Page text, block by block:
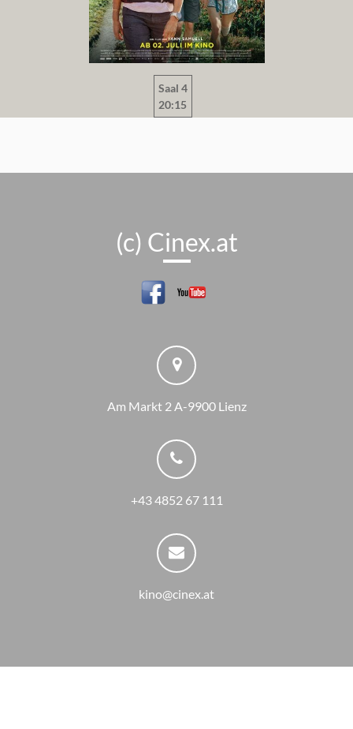
Saal 4
20:15
(c) Cinex.at
Am Markt 2 A-9900 Lienz
+43 4852 67 111
kino@cinex.at